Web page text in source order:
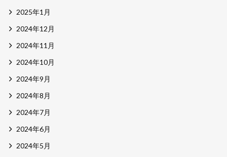
2025年1月
2024年12月
2024年11月
2024年10月
2024年9月
2024年8月
2024年7月
2024年6月
2024年5月